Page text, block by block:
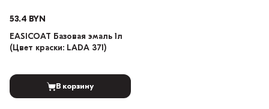
53.4 BYN
EASICOAT Базовая эмаль 1л
(Цвет краски: LADA 371)
В корзину